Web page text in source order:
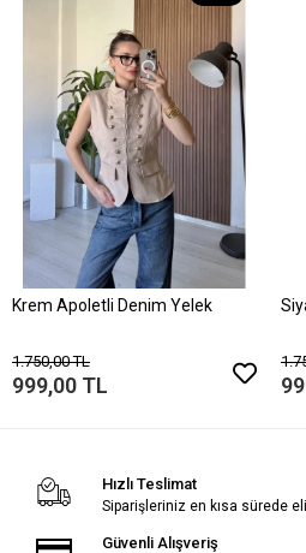
Krem Apoletli Denim Yelek
1.750,00 TL
999,00 TL
Hızlı Teslimat
Siparişleriniz en kısa sürede
Güvenli Alışveriş